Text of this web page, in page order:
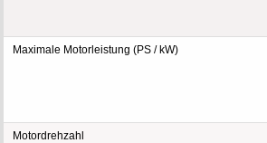
Maximale Motorleistung (PS / kW)
Motordrehzahl